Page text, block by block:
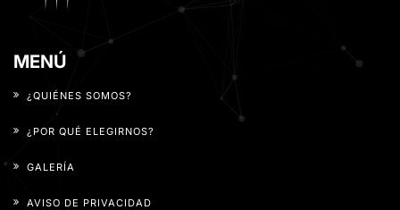
MENÚ
¿QUIÉNES SOMOS?
¿POR QUÉ ELEGIRNOS?
GALERÍA
AVISO DE PRIVACIDAD